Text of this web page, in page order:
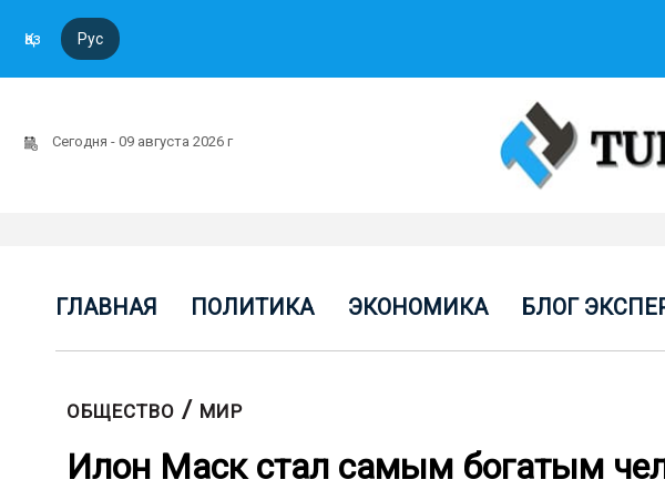
Қаз Рус
Сегодня - 09 августа 2026 г
ГЛАВНАЯ ПОЛИТИКА ЭКОНОМИКА БЛОГ
ОБЩЕСТВО / МИР
Илон Маск стал самым богатым